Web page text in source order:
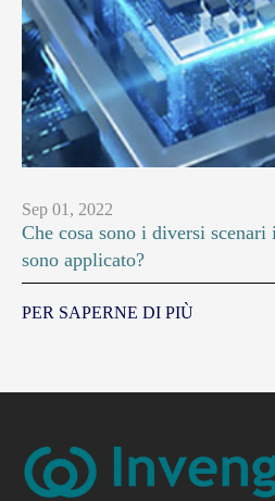
Sep 01, 2022
Che cosa sono i diversi
sono applicato?
PER SAPERNE DI PIÙ